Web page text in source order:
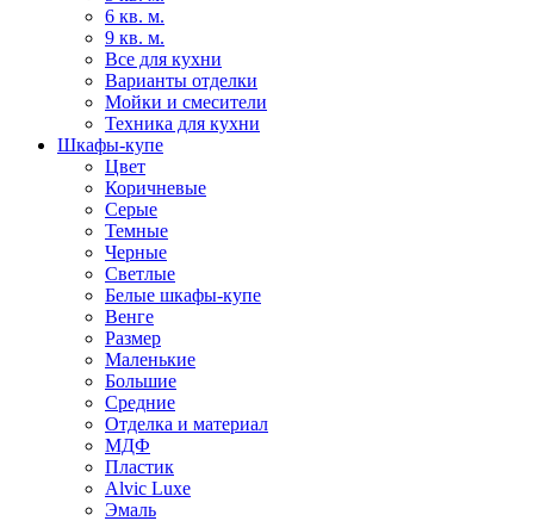
6 кв. м.
9 кв. м.
Все для кухни
Варианты отделки
Мойки и смесители
Техника для кухни
Шкафы-купе
Цвет
Коричневые
Серые
Темные
Черные
Светлые
Белые шкафы-купе
Венге
Размер
Маленькие
Большие
Средние
Отделка и материал
МДФ
Пластик
Alvic Luxe
Эмаль